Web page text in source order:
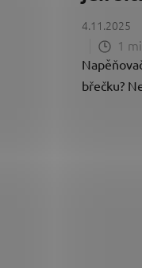
4.11.2025
1
břečku?